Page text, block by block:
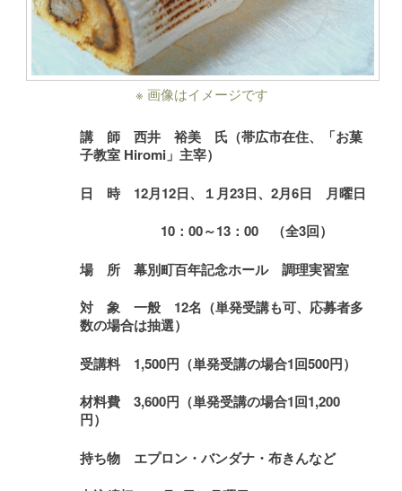
※ 画像はイメージです
講 師西井 裕美 氏 （帯広市在住、「お菓
子教室 Hiromi」主宰）
日 時 12月12日、１月23日、2月6日 月曜日
10：00～13 ：00 （全3回）
場 所 幕別町百年記念ホール 調理実習室
対 象 一般 12名 （単発受講も可、応募者多
数の場合は抽選）
受講料 1,500円 （単発受講の場合1回500円）
材料費 3,600円 （単発受講の場合1回1,200
円）
持ち物 エプロン・バンダナ・布きんなど